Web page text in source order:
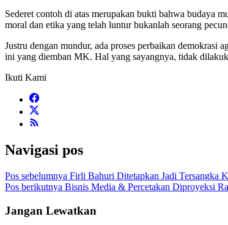
Sederet contoh di atas merupakan bukti bahwa budaya
moral dan etika yang telah luntur bukanlah seorang
Justru dengan mundur, ada proses perbaikan demokrasi
ini yang diemban MK. Hal yang sayangnya, tidak
Ikuti Kami
Navigasi pos
Pos sebelumnya Firli Bahuri Ditetapkan Jadi Tersangka
Pos berikutnya Bisnis Media & Percetakan Diproyeksi
Jangan Lewatkan